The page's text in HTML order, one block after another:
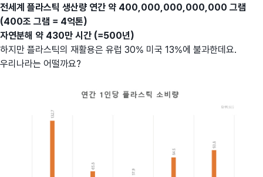
전세계 플라스틱 생산량 연간 약 400,000,000,000,000 그램
(400조 그램 = 4억톤)
자연분해 약 430만 시간 (=500년)
하지만 플라스틱의 재활용은 유럽 30% 미국 13%에 불과한데요.
우리나라는 어떨까요?